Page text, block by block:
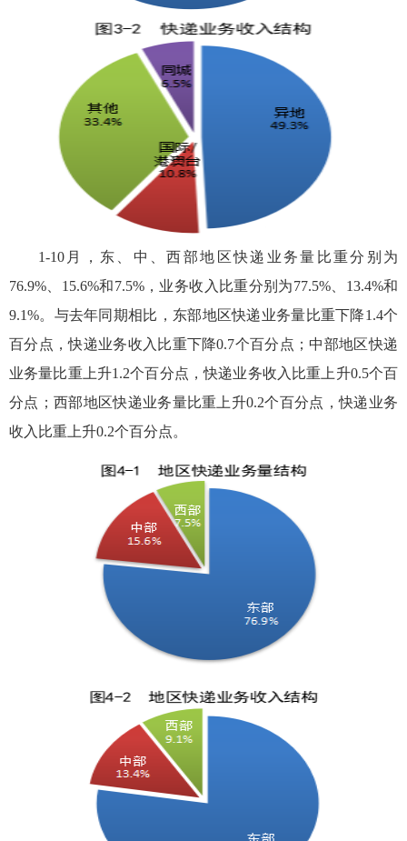
1-10月，东、中、西部地区快递业务量比重分别为
76.9%、15.6%和7.5%，业务收入比重分别为77.5%、13.4%和
9.1%。与去年同期相比，东部地区快递业务量比重下降1.4个
百分点，快递业务收入比重下降0.7个百分点；中部地区快递
业务量比重上升1.2个百分点，快递业务收入比重上升0.5个百
分点；西部地区快递业务量比重上升0.2个百分点，快递业务
收入比重上升0.2个百分点。